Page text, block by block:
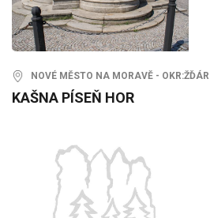
NOVÉ MĚSTO NA MORAVĚ -
KAŠNA PÍSEŇ HOR